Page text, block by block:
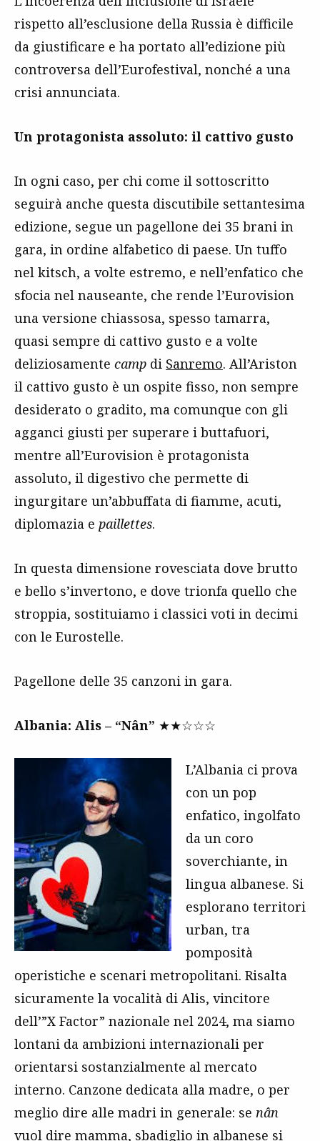
rispetto all’esclusione della Russia è difficile
da giustificare e ha portato all’edizione più
controversa dell’Eurofestival, nonché a una
crisi annunciata.
Un protagonista assoluto: il cattivo gusto
In ogni caso, per chi come il sottoscritto
seguirà anche questa discutibile settantesima
edizione, segue un pagellone dei 35 brani in
gara, in ordine alfabetico di paese. Un tuffo
nel kitsch, a volte estremo, e nell’enfatico che
sfocia nel nauseante, che rende l’Eurovision
una versione chiassosa, spesso tamarra,
quasi sempre di cattivo gusto e a volte
deliziosamente camp di Sanremo. All’Ariston
il cattivo gusto è un ospite fisso, non sempre
desiderato o gradito, ma comunque con gli
agganci giusti per superare i buttafuori,
mentre all’Eurovision è protagonista
assoluto, il digestivo che permette di
ingurgitare un’abbuffata di fiamme, acuti,
diplomazia e paillettes.
In questa dimensione rovesciata dove brutto
e bello s’invertono, e dove trionfa quello che
stroppia, sostituiamo i classici voti in decimi
con le Eurostelle.
Pagellone delle 35 canzoni in gara.
Albania: Alis – “Nân” ★★☆☆☆
L’Albania ci prova
con un pop
enfatico, ingolfato
da un coro
soverchiante, in
lingua albanese. Si
esplorano territori
urban, tra
pomposità
operistiche e scenari metropolitani. Risalta
sicuramente la vocalità di Alis, vincitore
dell’”X Factor” nazionale nel 2024, ma siamo
lontani da ambizioni internazionali per
orientarsi sostanzialmente al mercato
interno. Canzone dedicata alla madre, o per
meglio dire alle madri in generale: se nân
vuol dire mamma, sbadiglio in albanese si